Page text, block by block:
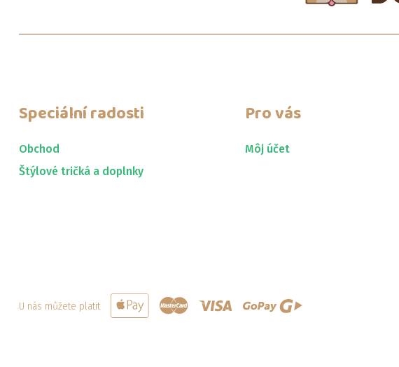
Speciální radosti
Obchod
Štýlové tričká a doplnky
Pro vás
Môj účet
U nás můžete platit